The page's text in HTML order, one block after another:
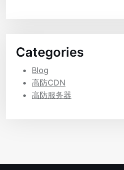
Categories
Blog
高防CDN
高防服务器